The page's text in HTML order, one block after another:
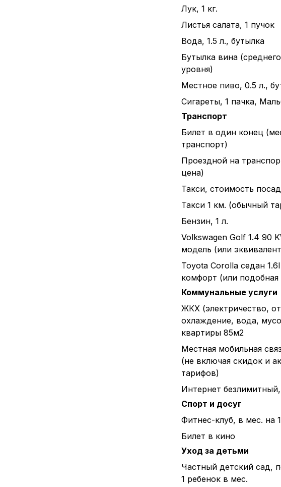
Лук, 1 кг.
Листья салата, 1 пучок
Вода, 1.5 л., бутылка
Бутылка вина
уровня)
Местное пиво, 0.5 л.,
Сигареты, 1 пачка,
Транспорт
Билет в один конец
транспорт)
Проездной на
цена)
Такси, стоимость
Такси 1 км. (обычный
Бензин, 1 л.
Volkswagen Golf 1.4 90
модель (или
Toyota Corolla седан
комфорт (или
Коммунальные услуги
ЖКХ (электричество,
охлаждение, вода,
квартиры 85м2
Местная мобильная
(не включая скидок и
тарифов)
Интернет
Спорт и досуг
Фитнес-клуб, в мес. на
Билет в кино
Уход за детьми
Частный детский сад,
1 ребенок в мес.